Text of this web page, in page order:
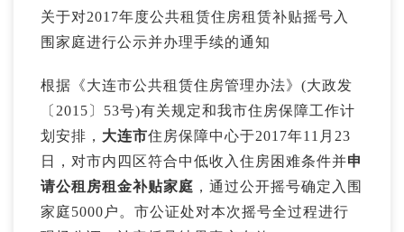
关于对2017年度公共租赁住房租赁补贴摇号入
围家庭进行公示并办理手续的通知
根据《大连市公共租赁住房管理办法》(大政发
〔2015〕53号)有关规定和我市住房保障工作计
划安排， 大连市住房保障中心于2017年11月23
日，对市内四区符合中低收入住房困难条件并申
请公租房租金补贴家庭 ，通过公开摇号确定入围
家庭5000户。市公证处对本次摇号全过程进行